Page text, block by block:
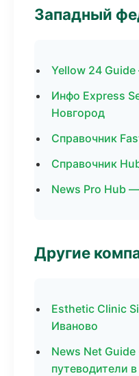
Западный
Yellow 24
Инфо Express
Новгород
Справочник
Справочник
News Pro Hub
Другие
Esthetic Clinic
Иваново
News Net
путеводители